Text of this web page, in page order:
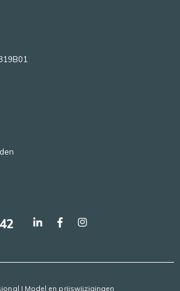
| Model en prijswijzigingen